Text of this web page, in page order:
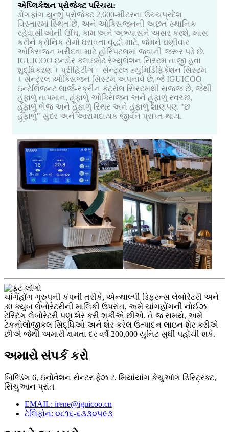
એપ્લિકેશન પ્રોજેક્ટ પરિચય:
ડોંગફાંગ યુન્શુ પ્રોજેક્ટ 2,600-મીટરના ઉચ્ચપ્રદેશ
વિસ્તારમાં સ્થિત છે, અને ઓક્સિજનની અછત સ્થાનિક
રહેવાસીઓની ઊંઘ, કામ અને અભ્યાસને અસર કરશે, ખાસ
કરીને ક્રોનિક રોગો ધરાવતા વૃદ્ધો માટે, જેમને ઘણીવાર
ઓક્સિજન ખરીદવા માટે હોસ્પિટલમાં જવાની જરૂર પડે છે.
IGUICOO ઇન્ડોર ક્લાઇમેટ રેગ્યુલેશન સિસ્ટમ તાજી હવા
શુદ્ધિકરણ + પ્રીહિટીંગ + સેન્ટ્રલ હ્યુમિડિફિકેશન સિસ્ટમ
+ સેન્ટ્રલ ઓક્સિજન સિસ્ટમ અપનાવે છે, જે IGUICOO
ઇન્ટેલિજન્ટ લાર્જ-સ્ક્રીન કંટ્રોલ સિસ્ટમથી સજ્જ છે, જેથી
હૂંફાળું તાપમાન, હૂંફાળું ઓક્સિજન અને હૂંફાળું સ્વચ્છ,
હૂંફાળું ભેજ અને હૂંફાળું સ્થિર અને હૂંફાળું શાણપણ "છ
હૂંફાળું" સુંદર અને આરામદાયક જીવન પ્રાપ્ત થાય.
ચાંગહોંગ ગ્રુપની કંપની તરીકે, એન્થાલ્પી ડિફરન્સ લેબોરેટરી અને
30 ક્યુબ લેબોરેટરીની માલિકી ઉપરાંત, અમે ચાંગહોંગની નોઈઝ
ટેસ્ટિંગ લેબોરેટરી પણ શેર કરી શકીએ છીએ. તે જ સમયે, અમે
ટેકનોલોજીકલ સિદ્ધિઓ અને શેર કરેલ ઉત્પાદન લાઇન શેર કરીએ
છીએ જેથી અમારી ક્ષમતા દર વર્ષે 200,000 યુનિટ સુધી પહોંચી શકે.
અમારો સંપર્ક કરો
બિલ્ડિંગ 6, ઇનોવેશન સેન્ટર ફેઝ 2, મિયાંયાંગ કેચુઆંગ ડિસ્ટ્રિક્ટ,
સિચુઆન પ્રાંત
EMAIL: irene@iguicoo.cn
ટેલિફોન: ૦૮૧૬-૬૩૩૦૫૯૩